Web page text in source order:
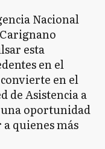
Nacional
esta
en el
en el
de Asistencia a
oportunidad
quienes más